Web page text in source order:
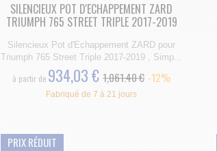
SILENCIEUX POT D'ECHAPPEMENT ZARD
TRIUMPH 765 STREET TRIPLE 2017-2019
Silencieux Pot d'Echappement ZARD pour
Triumph 765 Street Triple 2017-2019 , Simp...
à partir de 934,03 € 1,061.40 € -12%
Fabriqué de 7 à 21 jours
PRIX RÉDUIT